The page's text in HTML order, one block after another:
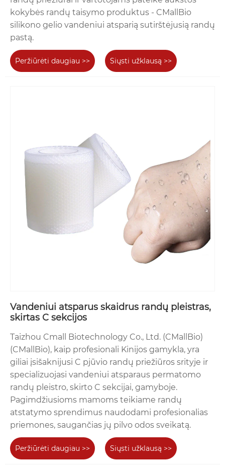
kokybės randų taisymo produktus - CMallBio
silikono gelio vandeniui atsparią sutirštėjusią randų
pastą.
Peržiūrėti daugiau >> Siųsti užklausą >>
Vandeniui atsparus skaidrus randų pleistras,
skirtas C sekcijos
Taizhou Cmall Biotechnology Co., Ltd. (CMallBio)
(CMallBio), kaip profesionali Kinijos gamykla, yra
giliai įsišaknijusi C pjūvio randų priežiūros srityje ir
specializuojasi vandeniui atsparaus permatomo
randų pleistro, skirto C sekcijai, gamyboje.
Pagimdžiusioms mamoms teikiame randų
atstatymo sprendimus naudodami profesionalias
priemones, saugančias jų pilvo odos sveikatą.
Peržiūrėti daugiau >> Siųsti užklausą >>